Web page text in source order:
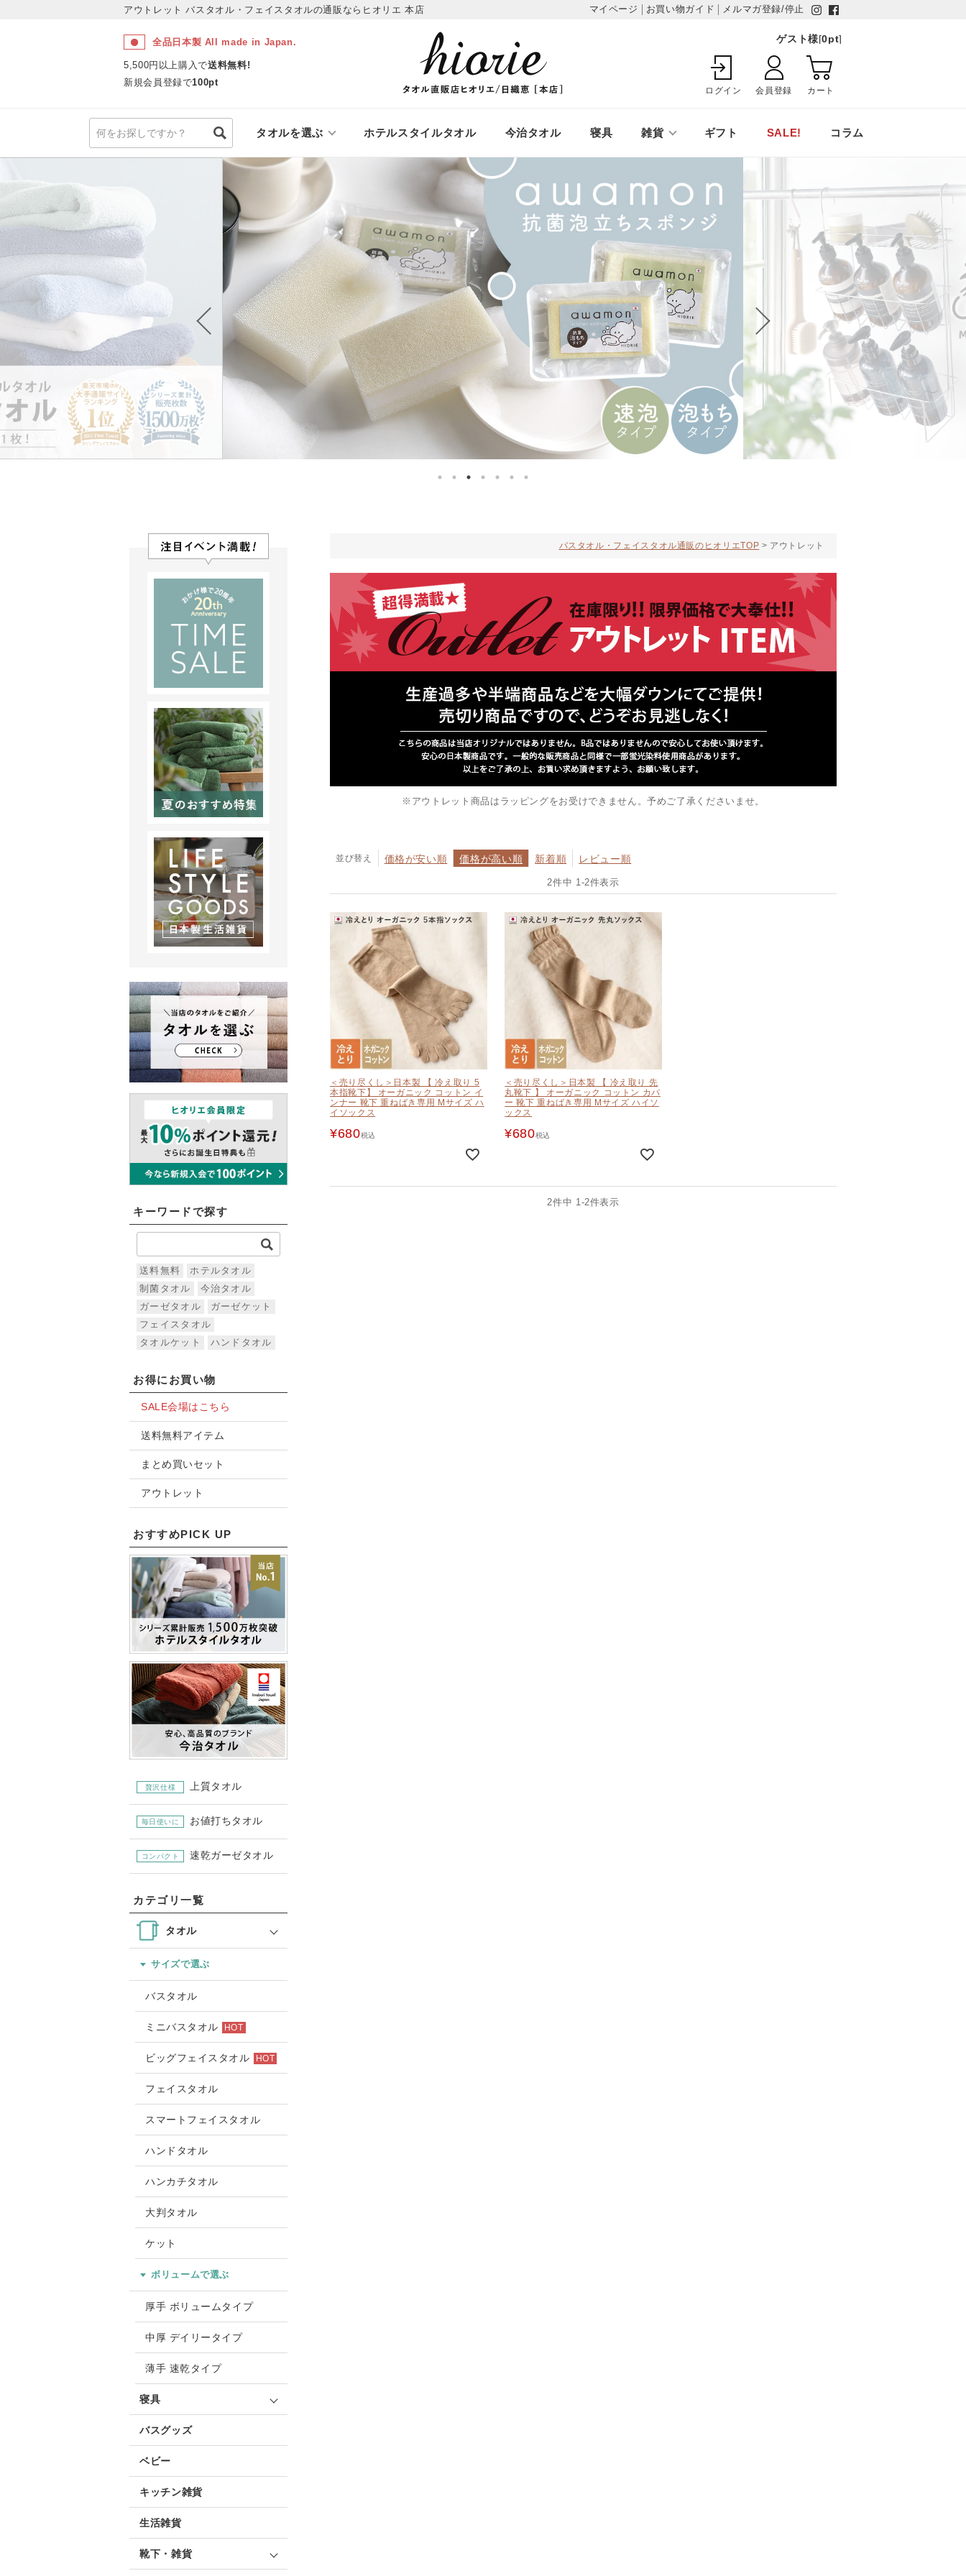
アウトレットバスタオル・フェイスタオルの通販ならヒオリエ 本店 マイページ お買い物ガイド メルマガ登録/停止
全品日本製 All made in Japan.
5,500円以上購入で送料無料!
新規会員登録で100pt
ゲスト様[0pt]
ログイン 会員登録 カート
タオルを選ぶ ホテルスタイルタオル 今治タオル 寝具 雑貨 ギフト SALE! コラム
キーワードで探す
送料無料
ホテルタオル
制菌タオル
今治タオル
ガーゼタオル
ガーゼケット
フェイスタオル
タオルケット
ハンドタオル
お得にお買い物
SALE会場はこちら
送料無料アイテム
まとめ買いセット
アウトレット
おすすめPICK UP
贅沢仕様 上質タオル
毎日使いに お値打ちタオル
コンパクト 速乾ガーゼタオル
カテゴリ一覧
タオル
サイズで選ぶ
バスタオル
ミニバスタオル HOT
ビッグフェイスタオル HOT
フェイスタオル
スマートフェイスタオル
ハンドタオル
ハンカチタオル
大判タオル
ケット
ボリュームで選ぶ
厚手 ボリュームタイプ
中厚 デイリータイプ
薄手 速乾タイプ
寝具
バスグッズ
ベビー
キッチン雑貨
生活雑貨
靴下・雑貨
バスタオル・フェイスタオル通販のヒオリエTOP アウトレット
※アウトレット商品はラッピングをお受けできません。予めご了承くださいませ。
並び替え 価格が安い順 価格が高い順 新着順 レビュー順
2件中 1-2件表示
＜売り尽くし＞日本製 【 冷え取り 5
本指靴下】 オーガニック コットン イ
ンナー 靴下 重ねばき専用 Mサイズ ハ
イソックス
¥680税込
＜売り尽くし＞日本製 【 冷え取り 先
丸靴下 】 オーガニック コットン カバ
ー 靴下 重ねばき専用 Mサイズ ハイソ
ックス
¥680税込
2件中 1 -2件表示